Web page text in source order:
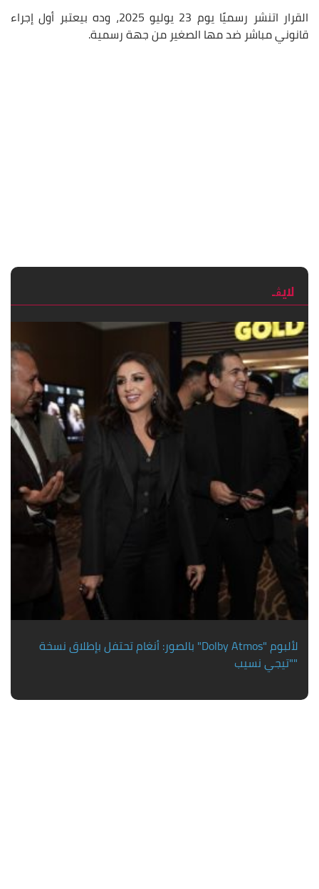
القرار اتنشر رسميًا يوم 23 يوليو 2025، وده بيعتبر أول إجراء
قانوني مباشر ضد مها الصغير من جهة رسمية.
لايڨـ
بالصور: أنغام تحتفل بإطلاق نسخة "Dolby Atmos" لألبوم
"تيجي نسيب"